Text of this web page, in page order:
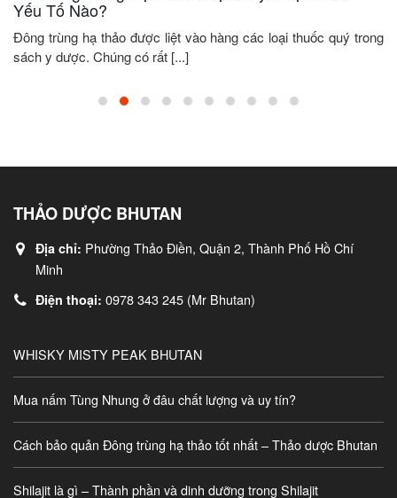
Yếu Tố Nào?
Đông trùng hạ thảo được liệt vào hàng các loại thuốc quý trong
sách y dược. Chúng có rất [...]
THẢO DƯỢC BHUTAN
Địa chỉ: Phường Thảo Điền, Quận 2, Thành Phố Hồ Chí
Minh
Điện thoại: 0978 343 245 (Mr Bhutan)
WHISKY MISTY PEAK BHUTAN
Mua nấm Tùng Nhung ở đâu chất lượng và uy tín?
Cách bảo quản Đông trùng hạ thảo tốt nhất – Thảo dược Bhutan
Shilajit là gì – Thành phần và dinh dưỡng trong Shilajit